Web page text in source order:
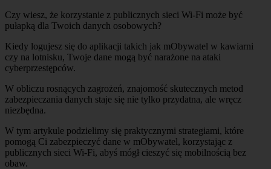
Czy wiesz, że korzystanie z publicznych sieci Wi-Fi może być
pułapką dla Twoich danych osobowych?
Kiedy logujesz się do aplikacji takich jak mObywatel w kawiarni
czy na lotnisku, Twoje dane mogą być narażone na ataki
cyberprzestępców.
W obliczu rosnących zagrożeń, znajomość skutecznych metod
zabezpieczania danych staje się nie tylko przydatna, ale wręcz
niezbędna.
W tym artykule podzielimy się praktycznymi strategiami, które
pomogą Ci zabezpieczyć dane w mObywatel, korzystając z
publicznych sieci Wi-Fi, abyś mógł cieszyć się mobilnością bez
obaw.